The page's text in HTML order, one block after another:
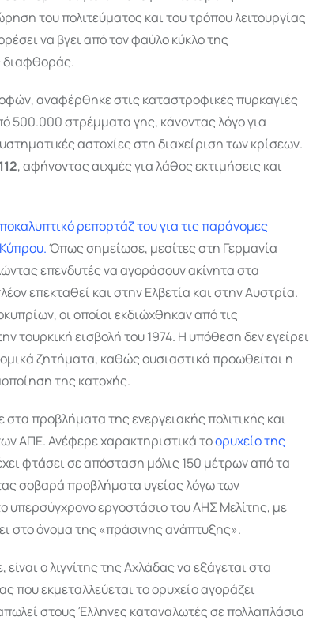
του πολιτεύματος και του τρόπου λειτουργίας
να βγει από τον φαύλο κύκλο της
διαφθοράς.
αναφέρθηκε στις καταστροφικές πυρκαγιές
500.000 στρέμματα γης, κάνοντας λόγο για
αστοχίες στη διαχείριση των κρίσεων.
112, αφήνοντας αιχμές για λάθος εκτιμήσεις και
ρεπορτάζ του για τις παράνομες
Όπως σημείωσε, μεσίτες στη Γερμανία
επενδυτές να αγοράσουν ακίνητα στα
επεκταθεί και στην Ελβετία και στην Αυστρία.
οι οποίοι εκδιώχθηκαν από τις
τουρκική εισβολή του 1974. Η υπόθεση δεν εγείρει
ζητήματα, καθώς ουσιαστικά προωθείται η
της κατοχής.
προβλήματα της ενεργειακής πολιτικής και
ΑΠΕ. Ανέφερε χαρακτηριστικά τοορυχείο της
φτάσει σε απόσταση μόλις 150 μέτρων από τα
σοβαρά προβλήματα υγείας λόγω των
υπερσύγχρονο εργοστάσιο του ΑΗΣ Μελίτης, με
στο όνομα της «πράσινης ανάπτυξης».
ο λιγνίτης της Αχλάδας να εξάγεται στα
που εκμεταλλεύεται το ορυχείο αγοράζει
στους Έλληνες καταναλωτές σε πολλαπλάσια